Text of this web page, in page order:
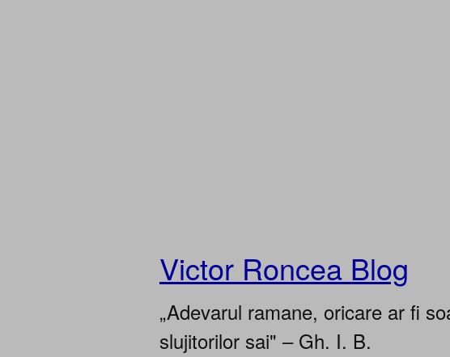
Victor Roncea Blog
„Adevarul ramane, oricare ar fi
slujitorilor sai" – Gh. I. B.